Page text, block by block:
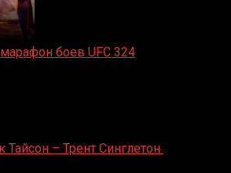
боев UFC 324
Тайсон – Трент Синглетон